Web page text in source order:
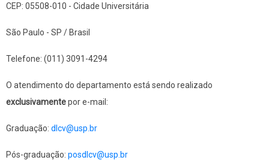
CEP: 05508-010 - Cidade Universitária
São Paulo - SP / Brasil
Telefone: (011) 3091-4294
​​​​O atendimento do departamento está sendo realizado
exclusivamentepor e-mail:
Graduação: dlcv@usp.br
Pós-graduação: posdlcv@usp.br